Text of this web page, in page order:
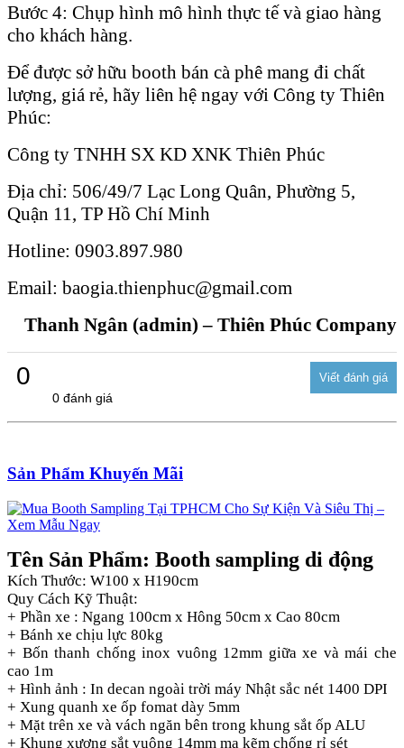
Bước 4: Chụp hình mô hình thực tế và giao hàng
cho khách hàng.
Để được sở hữu booth bán cà phê mang đi chất
lượng, giá rẻ, hãy liên hệ ngay với Công ty Thiên
Phúc:
Công ty TNHH SX KD XNK Thiên Phúc
Địa chỉ: 506/49/7 Lạc Long Quân, Phường 5,
Quận 11, TP Hồ Chí Minh
Hotline: 0903.897.980
Email: baogia.thienphuc@gmail.com
Thanh Ngân (admin) – Thiên Phúc Company
0
0 đánh giá
Sản Phẩm Khuyến Mãi
Tên Sản Phẩm: Booth sampling di động
Kích Thước: W100 x H190cm
Quy Cách Kỹ Thuật:
+ Phần xe : Ngang 100cm x Hông 50cm x Cao 80cm
+ Bánh xe chịu lực 80kg
+ Bốn thanh chống inox vuông 12mm giữa xe và mái che
cao 1m
+ Hình ảnh : In decan ngoài trời máy Nhật sắc nét 1400 DPI
+ Xung quanh xe ốp fomat dày 5mm
+ Mặt trên xe và vách ngăn bên trong khung sắt ốp ALU
+ Khung xương sắt vuông 14mm mạ kẽm chống rỉ sét